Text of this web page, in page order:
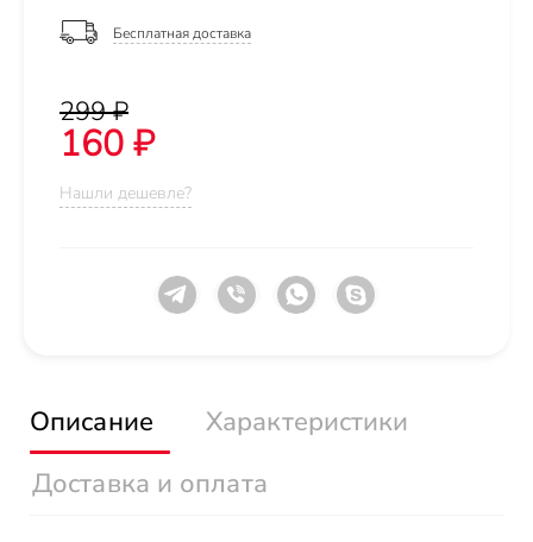
Бесплатная доставка
299 ₽
160 ₽
Нашли дешевле?
Описание
Характеристики
Доставка и оплата